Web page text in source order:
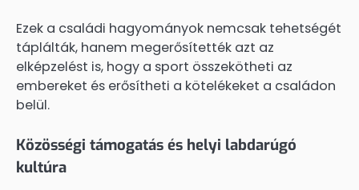
Ezek a családi hagyományok nemcsak tehetségét
táplálták, hanem megerősítették azt az
elképzelést is, hogy a sport összekötheti az
embereket és erősítheti a kötelékeket a családon
belül.
Közösségi támogatás és helyi labdarúgó
kultúra